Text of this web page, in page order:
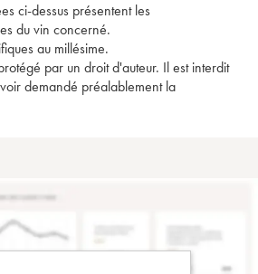
ci-dessus présentent les
du vin concerné.
au millésime.
par un droit d'auteur. Il est interdit
demandé préalablement la